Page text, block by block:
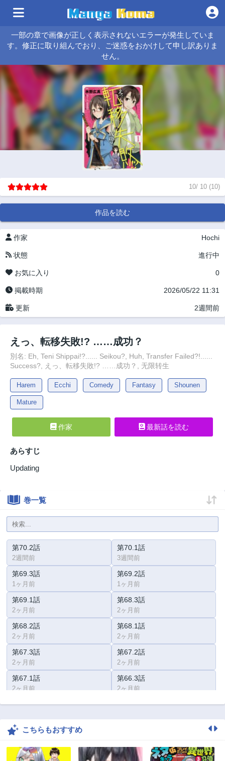
一部の章で画像が正しく表示されないエラーが発生していま
す。修正に取り組んでおり、ご迷惑をおかけして申し訳ありま
せん。
10/ 10 (10)
作品を読む
作家 Hochi
状態 進行中
お気に入り 0
掲載時期 2026/05/22 11:31
更新 2週間前
えっ、転移失敗!? ……成功？
別名: Eh, Teni Shippai!?...... Seikou?, Huh, Transfer Failed?!......
Success?, えっ、転移失敗!? ……成功？, 无限转生
Harem Ecchi Comedy Fantasy Shounen
Mature
作家 最新話を読む
あらすじ
Updating
巻一覧
第70.2話
2週間前
第70.1話
3週間前
第69.3話
1ヶ月前
第69.2話
1ヶ月前
第69.1話
2ヶ月前
第68.3話
2ヶ月前
第68.2話
2ヶ月前
第68.1話
2ヶ月前
第67.3話
2ヶ月前
第67.2話
2ヶ月前
第67.1話
2ヶ月前
第66.3話
2ヶ月前
第66.2話 第66.1話
第65.3話
第65.1話 第64.3話
こちらもおすすめ